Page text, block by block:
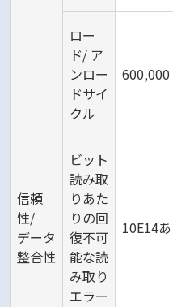
信頼
性/
データ
整合性
ロー
ド/ ア
ンロー
ドサイ
クル
600,000
ビット
読み取
りあた
りの回
復不可
能な読
み取り
エラー
10E14